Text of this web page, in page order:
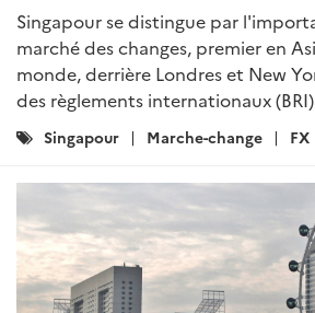
Singapour se distingue par
marché des changes, premier en
monde, derrière Londres et New
des règlements internationaux
Catégories
Singapour Marche-change FX